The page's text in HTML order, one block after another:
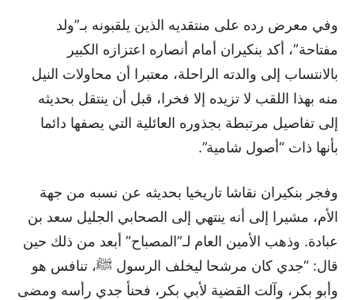
وفي معرض رده على منتقديه الذين يلقبونه بـ”ولد
مفتاحة”، أكد بنكيران أمام أنصاره اعتزازه الكبير
بالانتساب إلى والدته الراحلة، معتبرا أن محاولات النيل
منه بهذا اللقب لا تزيده إلا فخرا، قبل أن ينتقل بحديثه
إلى تفاصيل مرتبطة بجذوره العائلية التي يصفها دائما
بأنها ذات “أصول شامية”.
وفجر بنكيران نقاشا تاريخيا بحديثه عن نسبه من جهة
الأم، مشيرا إلى أنه ينتهي إلى الصحابي الجليل سعد بن
عبادة. وذهب الأمين العام لـ”المصباح” أبعد من ذلك حين
قال: “جدي كان مرشحا ليخلف الرسول ﷺ، تنافس هو
وأبو بكر، وآلت القضية لأبي بكر، فحنأ جدي رأسه ومضى